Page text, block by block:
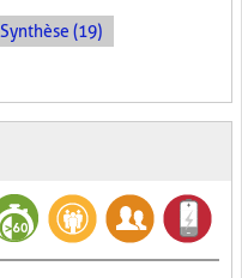
Synthèse (19)